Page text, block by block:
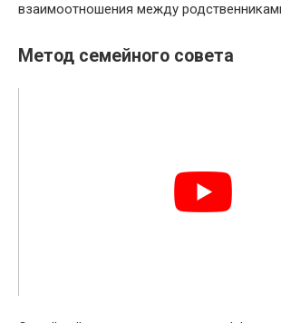
взаимоотношения между
Метод семейного совета